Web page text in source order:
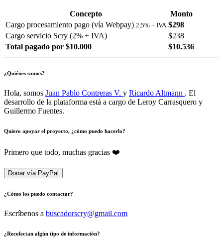
Concepto
Monto
Cargo procesamiento pago (vía Webpay) 2,5% + IVA $298
Cargo servicio Scry (2% + IVA)
$238
Total pagado por $10.000
$10.536
¿Quiénes somos?
Hola, somos Juan Pablo Contreras V. y Ricardo Altmann . El
desarrollo de la plataforma está a cargo de Leroy Carrasquero y
Guillermo Fuentes.
Quiero apoyar el proyecto, ¿cómo puedo hacerlo?
Primero que todo, muchas gracias ❤️
Donar vía PayPal
¿Cómo los puedo contactar?
Escríbenos a buscadorscry@gmail.com
¿Recolectan algún tipo de información?